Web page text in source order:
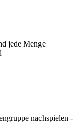
jede Menge
nachspielen -